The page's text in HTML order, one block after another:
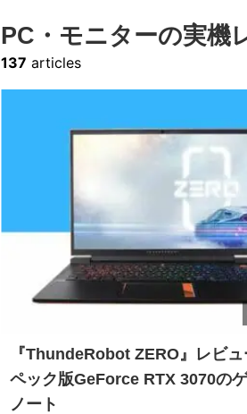
PC・モニターの実機
137 articles
『ThundeRobot ZERO』レビ
ペック版GeForce RTX 3070の
ノート